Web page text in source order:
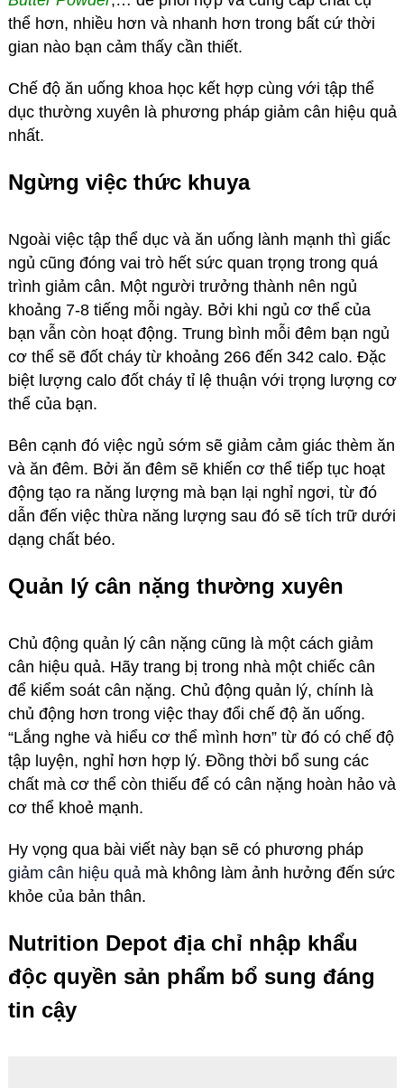
thể hơn, nhiều hơn và nhanh hơn trong bất cứ thời
gian nào bạn cảm thấy cần thiết.
Chế độ ăn uống khoa học kết hợp cùng với tập thể
dục thường xuyên là phương pháp giảm cân hiệu quả
nhất.
Ngừng việc thức khuya
Ngoài việc tập thể dục và ăn uống lành mạnh thì giấc
ngủ cũng đóng vai trò hết sức quan trọng trong quá
trình giảm cân. Một người trưởng thành nên ngủ
khoảng 7-8 tiếng mỗi ngày. Bởi khi ngủ cơ thể của
bạn vẫn còn hoạt động. Trung bình mỗi đêm bạn ngủ
cơ thể sẽ đốt cháy từ khoảng 266 đến 342 calo. Đặc
biệt lượng calo đốt cháy tỉ lệ thuận với trọng lượng cơ
thể của bạn.
Bên cạnh đó việc ngủ sớm sẽ giảm cảm giác thèm ăn
và ăn đêm. Bởi ăn đêm sẽ khiến cơ thể tiếp tục hoạt
động tạo ra năng lượng mà bạn lại nghỉ ngơi, từ đó
dẫn đến việc thừa năng lượng sau đó sẽ tích trữ dưới
dạng chất béo.
Quản lý cân nặng thường xuyên
Chủ động quản lý cân nặng cũng là một cách giảm
cân hiệu quả. Hãy trang bị trong nhà một chiếc cân
để kiểm soát cân nặng. Chủ động quản lý, chính là
chủ động hơn trong việc thay đổi chế độ ăn uống.
“Lắng nghe và hiểu cơ thể mình hơn” từ đó có chế độ
tập luyện, nghỉ hơn hợp lý. Đồng thời bổ sung các
chất mà cơ thể còn thiếu để có cân nặng hoàn hảo và
cơ thể khoẻ mạnh.
Hy vọng qua bài viết này bạn sẽ có phương pháp
giảm cân hiệu quả mà không làm ảnh hưởng đến sức
khỏe của bản thân.
Nutrition Depot địa chỉ nhập khẩu
độc quyền sản phẩm bổ sung đáng
tin cậy